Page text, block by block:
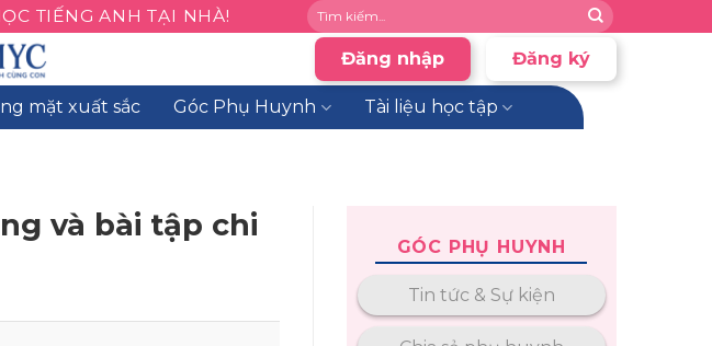
TIẾNG ANH TẠI NHÀ!
Đăng nhập Đăng ký
mặt xuất sắc Góc Phụ Huynh Tài liệu học tập
và bài tập chi
GÓC PHỤ HUYNH
Tin tức & Sự kiện